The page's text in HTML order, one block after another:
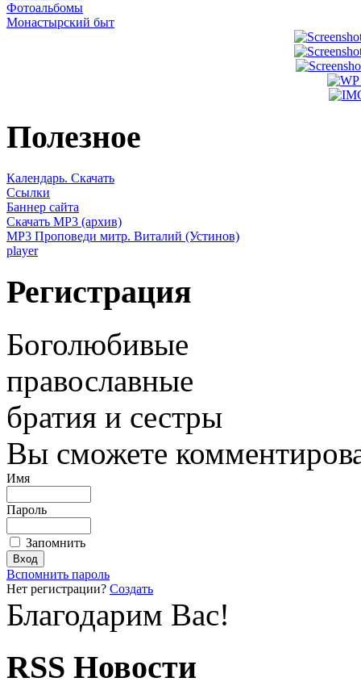
Фотоальбомы
Монастырский быт
Полезное
Календарь. Скачать
Ссылки
Баннер сайта
Скачать MP3 (архив)
MP3 Проповеди митр. Виталий (Устинов)
player
Регистрация
Боголюбивые
православные
братия и сестры
Вы сможете
Имя
Пароль
Запомнить
Вспомнить пароль
Нет регистрации? Создать
Благодарим Вас!
RSS Новости